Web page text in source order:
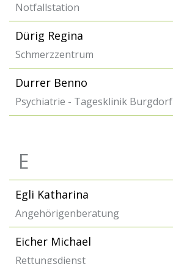
Notfallstation
Dürig Regina
Schmerzzentrum
Durrer Benno
Psychiatrie - Tagesklinik Burgdorf
E
Egli Katharina
Angehörigenberatung
Eicher Michael
Rettungsdienst